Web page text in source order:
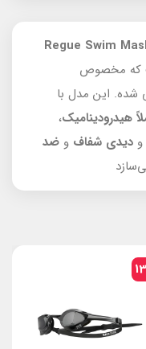
که مخصوص
شده. این مدل با
هیدرودینامیک،
و دیدی شفاف و ضد